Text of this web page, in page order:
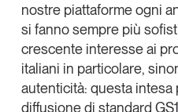
nostre piattaforme ogni
si fanno sempre più
crescente interesse ai
italiani in particolare,
autenticità: questa intesa
diffusione di standard